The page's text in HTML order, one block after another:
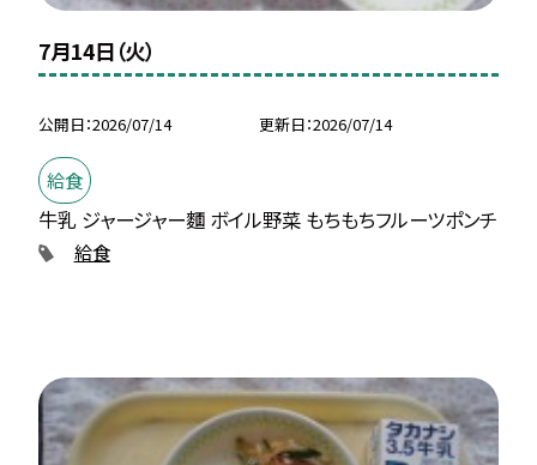
7月14日（火）
公開日 2026/07/14 更新日 2026/07/14
給食
牛乳 ジャージャー麵 ボイル野菜 もちもちフルーツポンチ
給食